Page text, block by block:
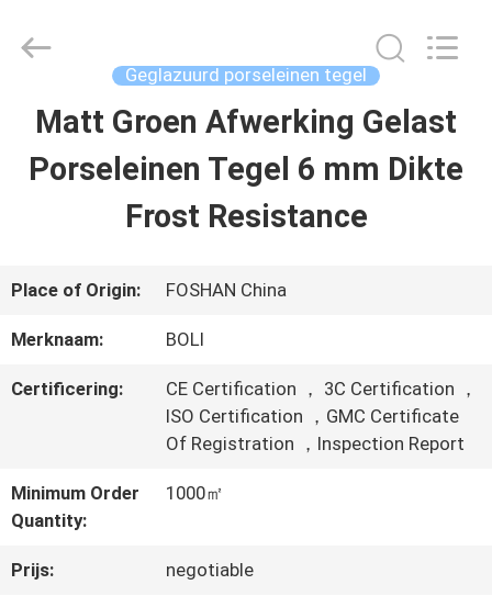
HUIS
PRODUCTEN
VIDEO'S
FABRIEKSTOCHT
KWALITEITSCONTROLE
BOLI
CERAMICS
Reserved.
Geglazuurd porseleinen tegel
Matt Groen Afwerking Gelast
Porseleinen Tegel 6 mm Dikte
Frost Resistance
Place of Origin: FOSHAN China
Merknaam: BOLI
Certificering:
CE Certification ， 3C Certification ，
ISO Certification ，GMC Certificate
Of Registration ，Inspection Report
Minimum Order
Quantity:
1000㎡
Prijs: negotiable